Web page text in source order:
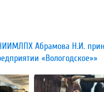
Абрамова Н.И.
«Вологодское»»